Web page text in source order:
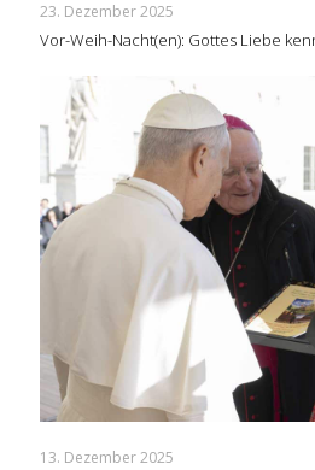
23. Dezember 2025
Vor-Weih-Nacht(en): Gottes Liebe
13. Dezember 2025